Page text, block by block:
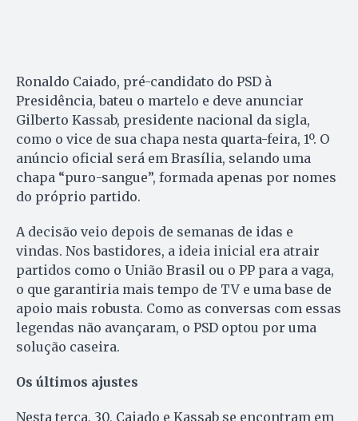
Ronaldo Caiado, pré-candidato do PSD à
Presidência, bateu o martelo e deve anunciar
Gilberto Kassab, presidente nacional da sigla,
como o vice de sua chapa nesta quarta-feira, 1º. O
anúncio oficial será em Brasília, selando uma
chapa “puro-sangue”, formada apenas por nomes
do próprio partido.
A decisão veio depois de semanas de idas e
vindas. Nos bastidores, a ideia inicial era atrair
partidos como o União Brasil ou o PP para a vaga,
o que garantiria mais tempo de TV e uma base de
apoio mais robusta. Como as conversas com essas
legendas não avançaram, o PSD optou por uma
solução caseira.
Os últimos ajustes
Nesta terça, 30, Caiado e Kassab se encontram em